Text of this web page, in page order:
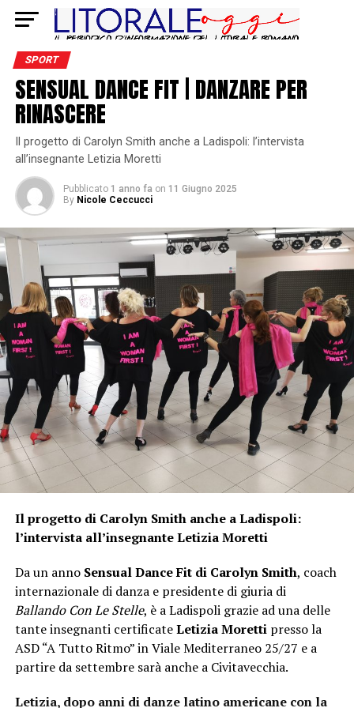
SPORT
SENSUAL DANCE FIT | DANZARE PER
RINASCERE
Il progetto di Carolyn Smith anche a Ladispoli: l’intervista
all’insegnante Letizia Moretti
Pubblicato 1 anno fa on 11 Giugno 2025
By Nicole Ceccucci
Il progetto di Carolyn Smith anche a Ladispoli:
l’intervista all’insegnante Letizia Moretti
Da un anno Sensual Dance Fit di Carolyn Smith, coach
internazionale di danza e presidente di giuria di
Ballando Con Le Stelle, è a Ladispoli grazie ad una delle
tante insegnanti certificateLetizia Morettipresso la
ASD “A Tutto Ritmo” in Viale Mediterraneo 25/27 e a
partire da settembre sarà anche a Civitavecchia.
Letizia, dopo anni di danze latino americane con la